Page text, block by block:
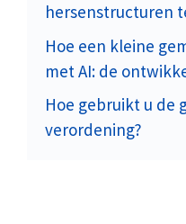
hersenstructuren
Hoe een kleine
met AI: de
Hoe gebruikt u de
verordening?